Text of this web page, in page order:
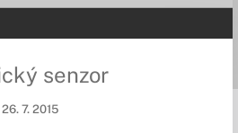
senzor
26. 7. 2015